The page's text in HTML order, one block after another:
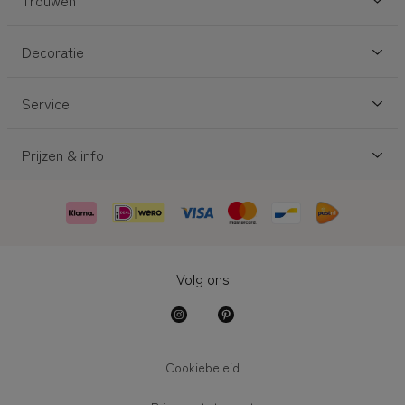
Decoratie
Service
Prijzen & info
Volg ons
Cookiebeleid